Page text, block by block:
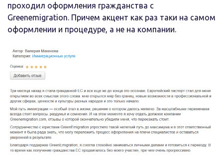
проходил оформления гражданства с
Greenemigration. Причем акцент как раз таки на самом
оформлении и процедуре, а не на компании.